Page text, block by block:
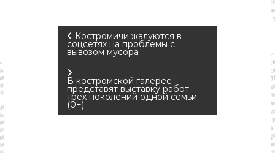
Н
а
в
и
Костромичи жалуются в
соцсетях на проблемы с
вывозом мусора
В костромской галерее
представят выставку работ
трех поколений одной семьи
(0+)